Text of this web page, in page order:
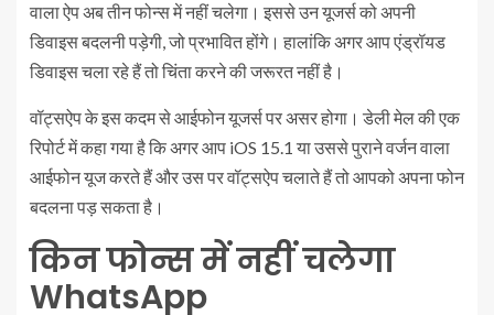
वाला ऐप अब तीन फोन्‍स में नहीं चलेगा। इससे उन यूजर्स को अपनी
डिवाइस बदलनी पड़ेगी, जो प्रभावित होंगे। हालांकि अगर आप एंड्रॉयड
डिवाइस चला रहे हैं तो चिंता करने की जरूरत नहीं है।
वॉट्सऐप के इस कदम से आईफोन यूजर्स पर असर होगा। डेली मेल की एक
रिपोर्ट में कहा गया है कि अगर आप iOS 15.1 या उससे पुराने वर्जन वाला
आईफोन यूज करते हैं और उस पर वॉट्सऐप चलाते हैं तो आपको अपना फोन
बदलना पड़ सकता है।
किन फोन्‍स में नहीं चलेगा
WhatsApp